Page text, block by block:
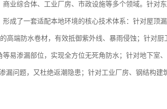
业综合体、工业厂房、市政设施等多个领域。针对
成了一套适配本地环境的核心技术体系：针对屋顶
高端防水卷材，有效抵御紫外线、暴雨侵蚀；针对厨
易渗漏部位，实现全方位无死角防水；针对地下室
漏问题，又杜绝返潮隐患；针对工业厂房、钢结构建